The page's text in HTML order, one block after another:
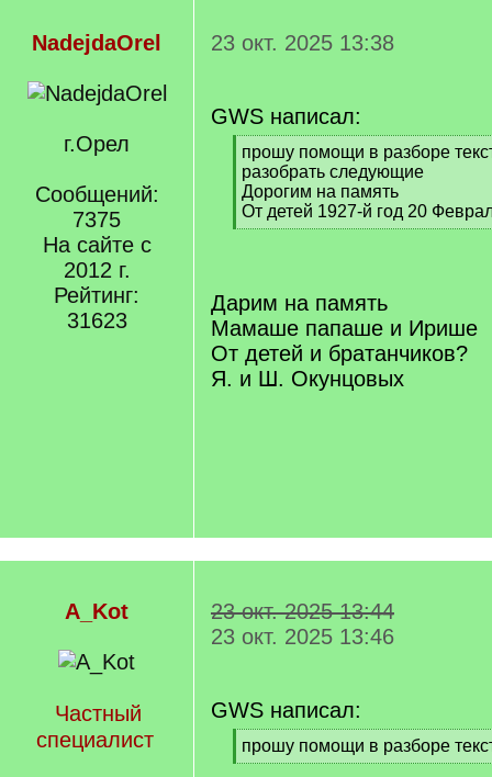
NadejdaOrel
г.Орел
Сообщений:
7375
На сайте с
2012 г.
Рейтинг:
31623
23 окт. 2025 13:38
GWS написал:
[
q
]
прошу помощи в разборе
разобрать следующие
Дорогим на память
От детей 1927-й год 20
[
Дарим на память
Мамаше папаше и Ирише
От детей и братанчиков?
Я. и Ш. Окунцовых
A_Kot
Частный
специалист
23 окт. 2025 13:44
23 окт. 2025 13:46
GWS написал:
[
q
прошу помощи в разборе
[